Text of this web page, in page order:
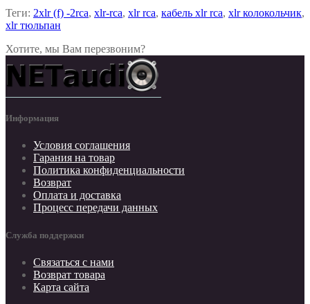
Теги: 2xlr (f) -2rca, xlr-rca, xlr rca, кабель xlr rca, xlr колокольчик,
xlr тюльпан
Хотите, мы Вам перезвоним?
Информация
Условия соглашения
Гарания на товар
Политика конфиденциальности
Возврат
Оплата и доставка
Процесс передачи данных
Служба поддержки
Связаться с нами
Возврат товара
Карта сайта